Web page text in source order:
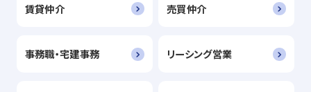
賃貸仲介 売買仲介
事務職・宅建事務 リーシング営業